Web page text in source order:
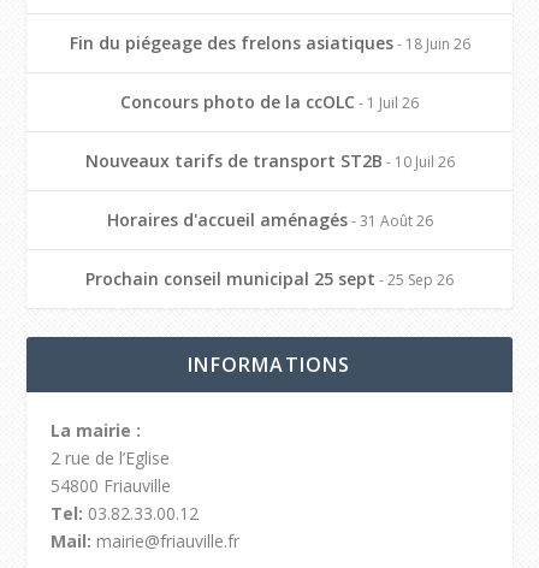
Fin du piégeage des frelons asiatiques- 18 Juin 26
Concours photo de la ccOLC - 1 Juil 26
Nouveaux tarifs de transport ST2B - 10 Juil 26
Horaires d'accueil aménagés- 31 Août 26
Prochain conseil municipal 25 sept - 25 Sep 26
INFORMATIONS
La mairie :
2 rue de l’Eglise
54800 Friauville
Tel: 03.82.33.00.12
Mail: mairie@friauville.fr